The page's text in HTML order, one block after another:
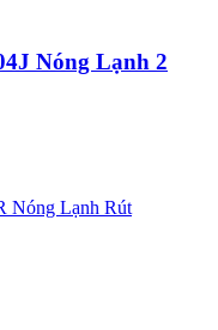
Nóng Lạnh 2